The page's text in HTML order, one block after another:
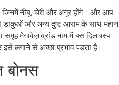
जिनमें नींबू, चेरी और अंगूर होंगे। और आप
डाकुओं और अन्य दुष्ट आराम के साथ महान
समूह मेगावेज़ ब्रांड नाम में बस दिलचस्प
इसे लगाने से अच्छा प्रभाव पड़ता है।
बोनस